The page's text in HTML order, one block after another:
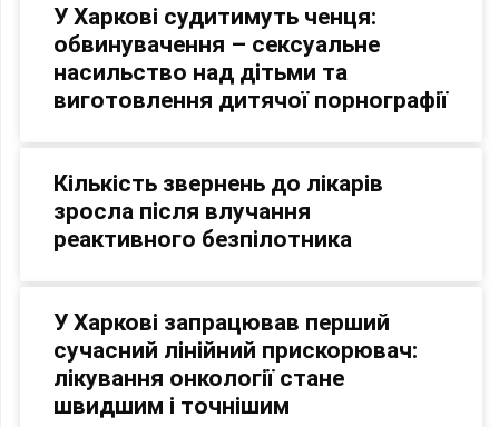
У Харкові судитимуть ченця:
обвинувачення – сексуальне
насильство над дітьми та
виготовлення дитячої порнографії
Кількість звернень до лікарів
зросла після влучання
реактивного безпілотника
У Харкові запрацював перший
сучасний лінійний прискорювач:
лікування онкології стане
швидшим і точнішим